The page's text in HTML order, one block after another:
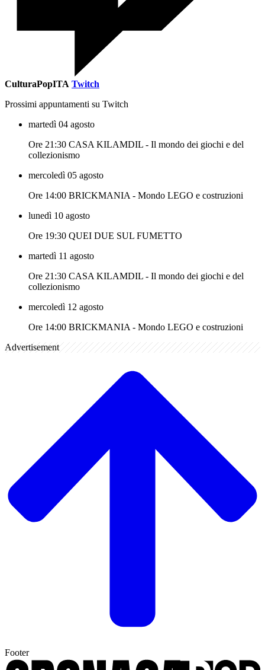
CulturaPopITA Twitch
Prossimi appuntamenti su Twitch
martedì 04 agosto
Ore 21:30 CASA KILAMDIL - Il mondo dei giochi e del
collezionismo
mercoledì 05 agosto
Ore 14:00 BRICKMANIA - Mondo LEGO e costruzioni
lunedì 10 agosto
Ore 19:30 QUEI DUE SUL FUMETTO
martedì 11 agosto
Ore 21:30 CASA KILAMDIL - Il mondo dei giochi e del
collezionismo
mercoledì 12 agosto
Ore 14:00 BRICKMANIA - Mondo LEGO e costruzioni
Advertisement
Footer